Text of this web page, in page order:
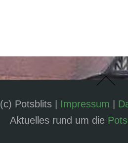
(c) Potsblits | Impressum
Aktuelles rund um die